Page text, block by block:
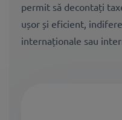
permit să decontați
ușor și eficient,
internaționale sau